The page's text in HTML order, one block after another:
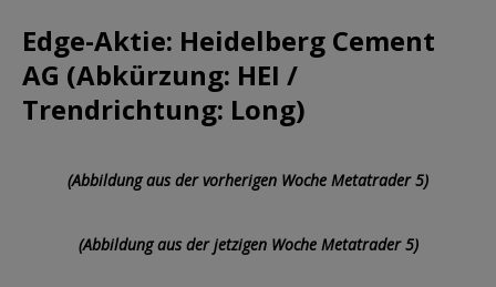
Edge-Aktie: Heidelberg Cement
AG (Abkürzung: HEI /
Trendrichtung: Long)
(Abbildung aus der vorherigen Woche Metatrader 5)
(Abbildung aus der jetzigen Woche Metatrader 5)